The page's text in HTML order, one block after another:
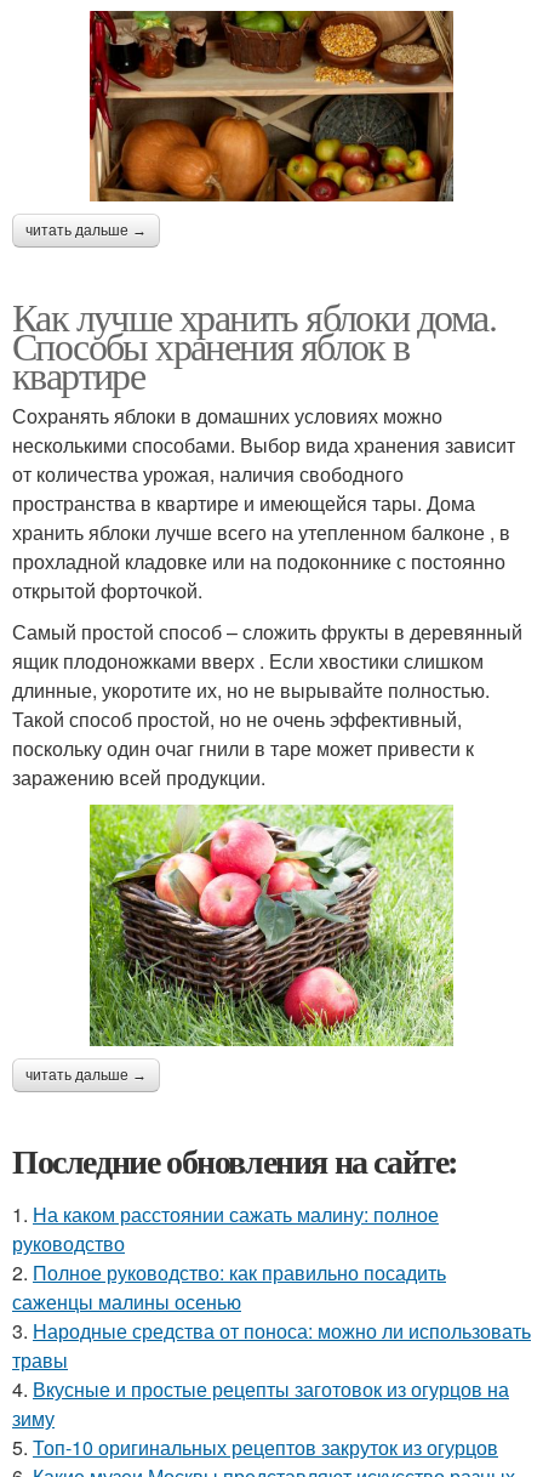
читать дальше →
Как лучше хранить яблоки дома.
Способы хранения яблок в
квартире
Сохранять яблоки в домашних условиях можно
несколькими способами. Выбор вида хранения зависит
от количества урожая, наличия свободного
пространства в квартире и имеющейся тары. Дома
хранить яблоки лучше всего на утепленном балконе , в
прохладной кладовке или на подоконнике с постоянно
открытой форточкой.
Самый простой способ – сложить фрукты в деревянный
ящик плодоножками вверх . Если хвостики слишком
длинные, укоротите их, но не вырывайте полностью.
Такой способ простой, но не очень эффективный,
поскольку один очаг гнили в таре может привести к
заражению всей продукции.
читать дальше →
Последние обновления на сайте:
1. На каком расстоянии сажать малину: полное
руководство
2. Полное руководство: как правильно посадить
саженцы малины осенью
3. Народные средства от поноса: можно ли использовать
травы
4. Вкусные и простые рецепты заготовок из огурцов на
зиму
5. Топ-10 оригинальных рецептов закруток из огурцов